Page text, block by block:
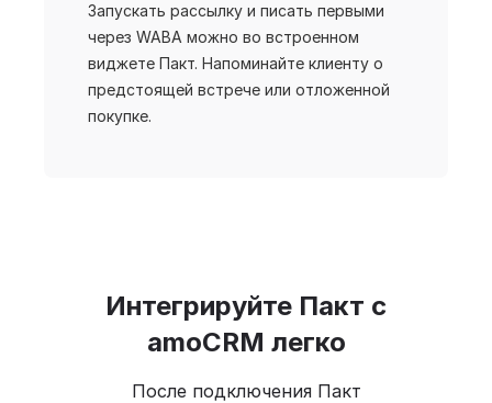
Запускать рассылку и писать первыми
через WABA можно во встроенном
виджете Пакт. Напоминайте клиенту о
предстоящей встрече или отложенной
покупке.
Интегрируйте Пакт с
amoCRM легко
После подключения Пакт